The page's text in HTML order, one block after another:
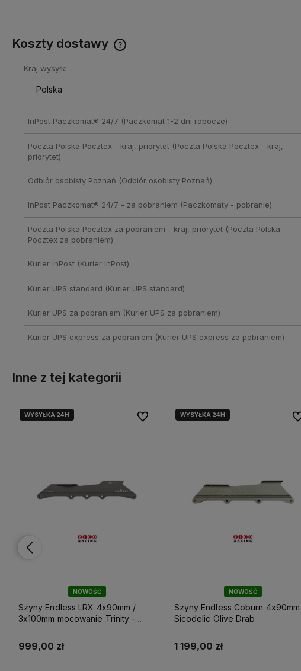
Koszty dostawy
Kraj wysyłki:
InPost Paczkomat® 24/7 (Paczkomat 1-2 dni robocze)
Poczta Polska Pocztex - kraj, priorytet(Poczta Polska Pocztex - kraj,
priorytet)
Odbiór osobisty Poznań (Odbiór osobisty Poznań)
InPost Paczkomat® 24/7 - za pobraniem (Paczkomaty - pobranie)
Poczta Polska Pocztex za pobraniem - kraj, priorytet(Poczta Polska
Pocztex za pobraniem)
Kurier InPost(Kurier InPost)
Kurier UPS standard (Kurier UPS standard)
Kurier UPS za pobraniem (Kurier UPS za pobraniem)
Kurier UPS express za pobraniem (Kurier UPS express za pobraniem)
Inne z tej kategorii
NOWOŚĆ
WYSYŁKA 24H
Szyny Endless LRX 4x90mm /
3x100mm mocowanie Trinity -
999,00 zł
Do ulubionych
Do ulubionych
NOWOŚĆ
WYSYŁKA 24H
Szyny Endless Coburn
Sicodelic Olive Drab
1 199,00 zł